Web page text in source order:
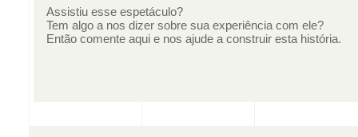
Assistiu esse espetáculo?
Tem algo a nos dizer sobre sua experiência com ele?
Então comente aqui e nos ajude a construir esta história.